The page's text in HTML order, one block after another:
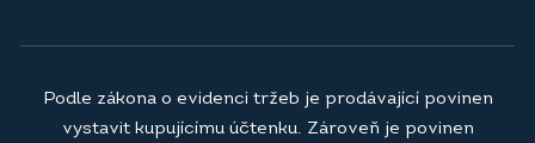
Podle zákona o evidenci tržeb je prodávající povinen
vystavit kupujícímu účtenku. Zároveň je povinen